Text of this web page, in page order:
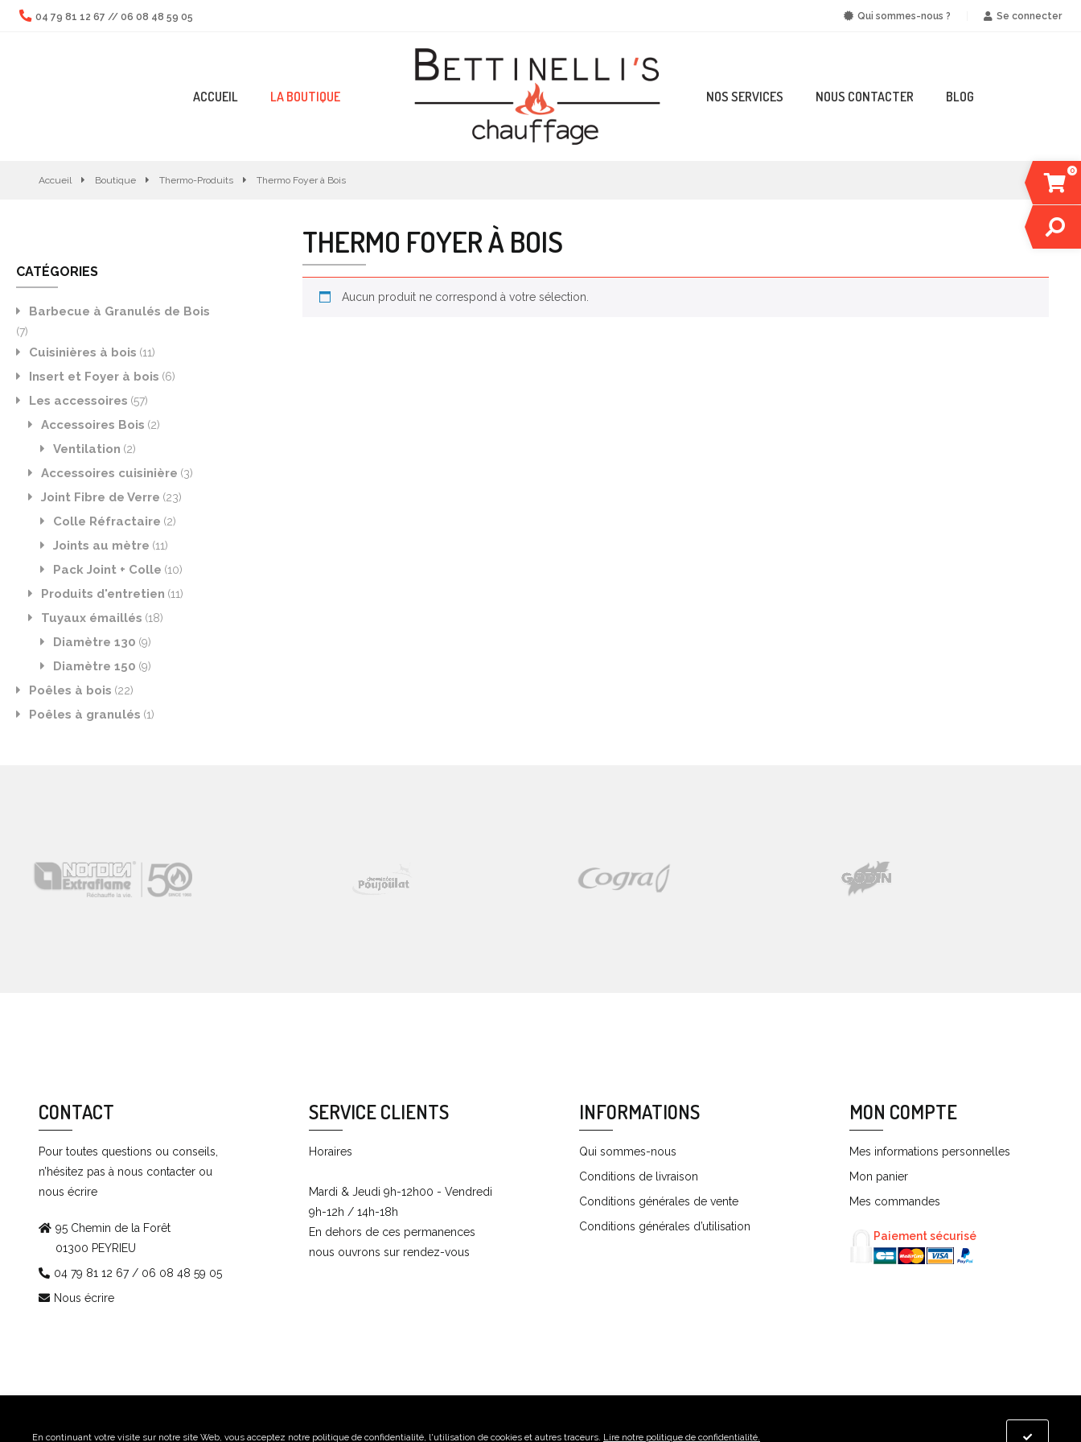
04 79 81 12 67 // 06 08 48 59 05 Qui sommes-nous ? Se connecter
ACCUEIL LA BOUTIQUE NOS SERVICES NOUS CONTACTER BLOG
0
Accueil Boutique Thermo-Produits Thermo Foyer à Bois
THERMO FOYER À BOIS
Aucun produit ne correspond à votre sélection.
CATÉGORIES
Barbecue à Granulés de Bois
(7)
Cuisinières à bois (11)
Insert et Foyer à bois (6)
Les accessoires (57)
Accessoires Bois (2)
Ventilation (2)
Accessoires cuisinière (3)
Joint Fibre de Verre (23)
Colle Réfractaire (2)
Joints au mètre (11)
Pack Joint + Colle (10)
Produits d'entretien (11)
Tuyaux émaillés (18)
Diamètre 130 (9)
Diamètre 150 (9)
Poêles à bois (22)
Poêles à granulés (1)
CONTACT
Pour toutes questions ou conseils,
n’hésitez pas à nous contacter ou
nous écrire
95 Chemin de la Forêt
01300 PEYRIEU
04 79 81 12 67 / 06 08 48 59 05
Nous écrire
SERVICE CLIENTS
Horaires
Mardi & Jeudi 9h-12h00 - Vendredi
9h-12h / 14h-18h
En dehors de ces permanences
nous ouvrons sur rendez-vous
INFORMATIONS
Qui sommes-nous
Conditions de livraison
Conditions générales de vente
Conditions générales d’utilisation
MON COMPTE
Mes informations personnelles
Mon panier
Mes commandes
Paiement sécurisé
En continuant votre visite sur notre site Web, vous acceptez notre politique de confidentialité, l'utilisation de cookies et autres traceurs. Lire notre politique de confidentialité.